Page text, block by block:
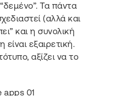
Τα πάντα
(αλλά και
και η συνολική
εξαιρετική.
αξίζει να το